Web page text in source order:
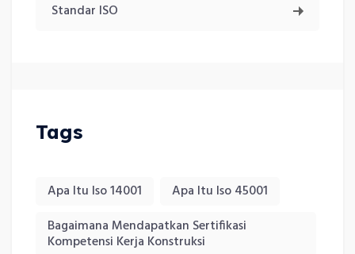
Standar ISO
Tags
Apa Itu Iso 14001
Apa Itu Iso 45001
Bagaimana Mendapatkan Sertifikasi
Kompetensi Kerja Konstruksi